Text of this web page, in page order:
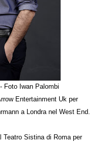
Foto Iwan Palombi
Entertainment Uk per
a Londra nel West End.
Teatro Sistina di Roma per